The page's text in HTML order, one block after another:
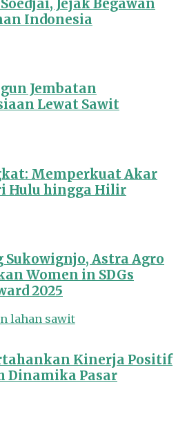
Jejak Begawan
Indonesia
Jembatan
Lewat Sawit
Memperkuat Akar
Hulu hingga Hilir
Astra Agro
Women in SDGs
2025
Kinerja Positif
Dinamika Pasar